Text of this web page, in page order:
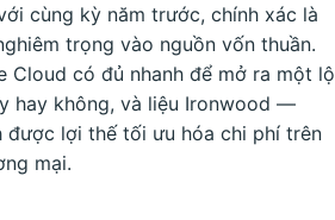
cùng kỳ năm trước, chính xác là
trọng vào nguồn vốn thuần.
có đủ nhanh để mở ra một lộ
hay không, và liệu Ironwood —
lợi thế tối ưu hóa chi phí trên
mại.